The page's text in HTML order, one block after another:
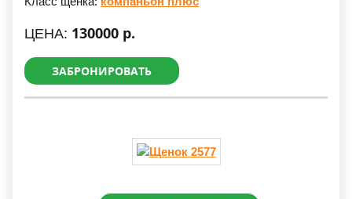
ЦЕНА: 130000 р.
ЗАБРОНИРОВАТЬ